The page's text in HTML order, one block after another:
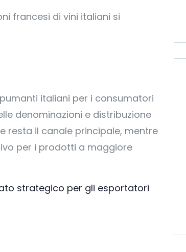
francesi di vini italiani si
italiani per i consumatori
denominazioni e distribuzione
resta il canale principale, mentre
per i prodotti a maggiore
strategico per gli esportatori